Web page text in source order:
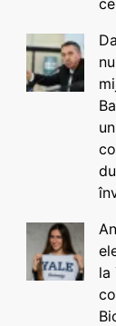
la